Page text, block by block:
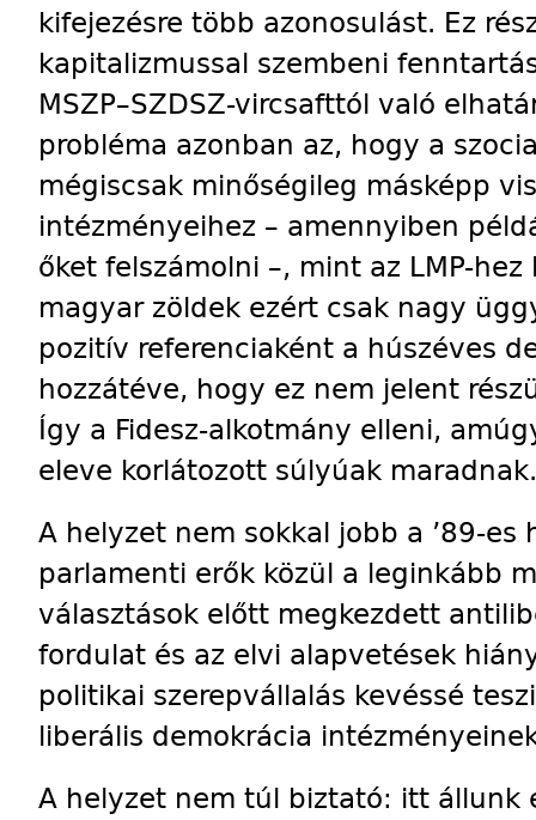
kifejezésre több azonosulást. Ez
kapitalizmussal szembeni
MSZP–SZDSZ-vircsafttól való
probléma azonban az, hogy a
mégiscsak minőségileg másképp
intézményeihez – amennyiben
őket felszámolni –, mint az LMP-
magyar zöldek ezért csak nagy
pozitív referenciaként a húszéves
hozzátéve, hogy ez nem jelent
Így a Fidesz-alkotmány elleni,
eleve korlátozott súlyúak maradnak.
A helyzet nem sokkal jobb a ’89-
parlamenti erők közül a leginkább
választások előtt megkezdett
fordulat és az elvi alapvetések
politikai szerepvállalás kevéssé
liberális demokrácia
A helyzet nem túl biztató: itt állunk